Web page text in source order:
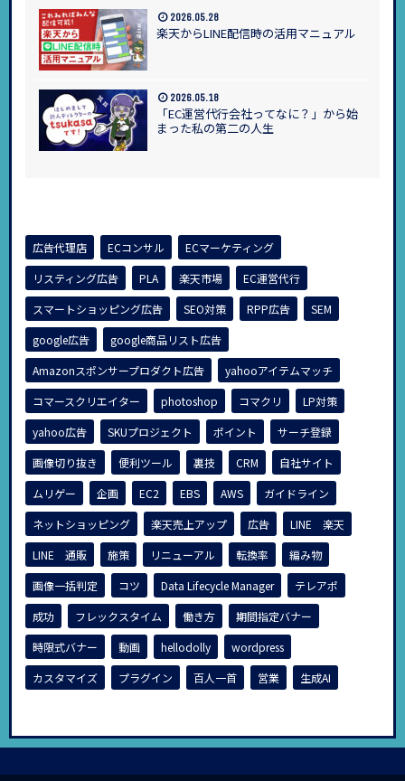
楽天からLINE配信時の活用マニュアル
2026.05.28
「EC運営代行会社ってなに？」から始
まった私の第二の人生
2026.05.18
広告代理店 ECコンサル
ECマーケティング
リスティング広告
PLA 楽天市場
EC運営代行
スマートショッピング広告
SEO対策 RPP広告
SEM
google広告
google商品リスト広告
Amazonスポンサープロダクト広告
yahooアイテムマッチ
コマースクリエイター
photoshop コマクリ
LP対策
yahoo広告
SKUプロジェクト ポイント
サーチ登録
画像切り抜き
便利ツール 裏技 CRM
自社サイト
ムリゲー
企画 EC2 EBS AWS
ガイドライン
ネットショッピング
楽天売上アップ 広告
LINE 楽天
LINE 通販
施策 リニューアル 転換率
編み物
画像一括判定
コツ Data Lifecycle Manager
テレアポ
成功
フレックスタイム 働き方
期間指定バナー
時限式バナー
動画 hellodolly
wordpress
カスタマイズ
プラグイン 百人一首 営業 生成AI